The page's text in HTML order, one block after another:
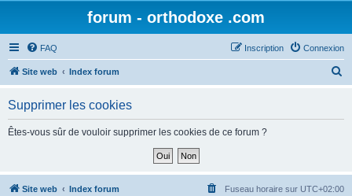
forum - orthodoxe .com
FAQ Connexion
Inscription
Site web Index forum
Supprimer les cookies
Êtes-vous sûr de vouloir supprimer les cookies de ce forum ?
Site web Index forum Fuseau horaire sur UTC+02:00